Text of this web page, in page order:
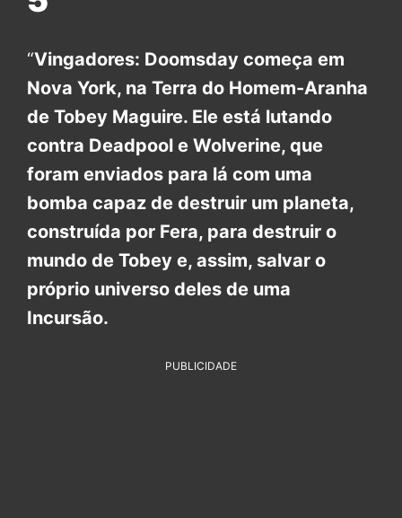
“Vingadores: Doomsday começa em
Nova York, na Terra do Homem-Aranha
de Tobey Maguire. Ele está lutando
contra Deadpool e Wolverine, que
foram enviados para lá com uma
bomba capaz de destruir um planeta,
construída por Fera, para destruir o
mundo de Tobey e, assim, salvar o
próprio universo deles de uma
Incursão.
PUBLICIDADE